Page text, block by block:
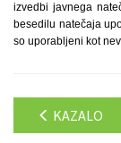
izvedbi javnega
besedilu natečaja
so uporabljeni kot
KAZALO